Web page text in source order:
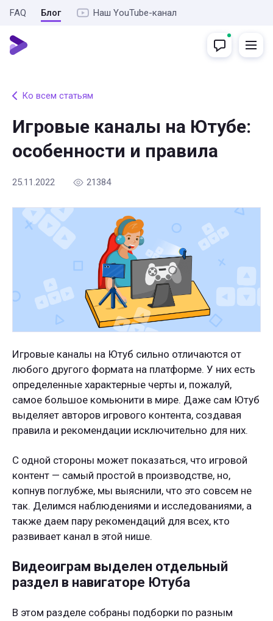
FAQ Блог Наш YouTube-канал
Ко всем статьям
Игровые каналы на Ютубе:
особенности и правила
25.11.2022 21384
Игровые каналы на Ютуб сильно отличаются от
любого другого формата на платформе. У них есть
определенные характерные черты и, пожалуй,
самое большое комьюнити в мире. Даже сам Ютуб
выделяет авторов игрового контента, создавая
правила и рекомендации исключительно для них.
С одной стороны может показаться, что игровой
контент — самый простой в производстве, но,
копнув поглубже, мы выяснили, что это совсем не
так. Делимся наблюдениями и исследованиями, а
также даем пару рекомендаций для всех, кто
развивает канал в этой нише.
Видеоиграм выделен отдельный
раздел в навигаторе Ютуба
В этом разделе собраны подборки по разным